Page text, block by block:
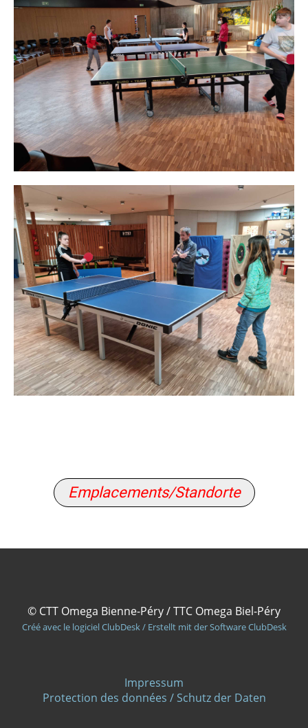
Emplacements/Standorte
© CTT Omega Bienne-Péry / TTC Omega Biel-Péry
Créé avec le logiciel ClubDesk / Erstellt mit der Software ClubDesk
Impressum
Protection des données / Schutz der Daten